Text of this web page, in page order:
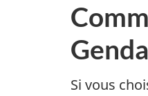
Si vous